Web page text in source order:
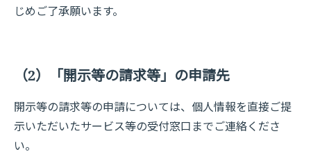
じめご了承願います。
（2）「開示等の請求等」の申請先
開示等の請求等の申請については、個人情報を直接ご提
示いただいたサービス等の受付窓口までご連絡くださ
い。